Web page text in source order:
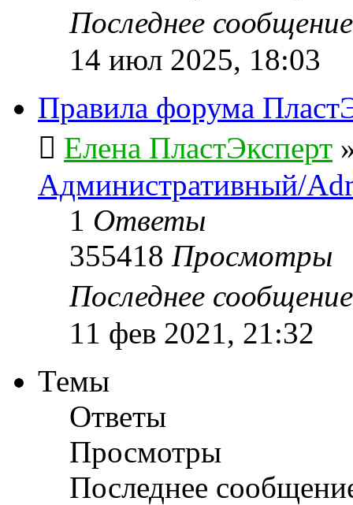
Последнее
14 июл 2025, 18:03
Правила форума
Елена ПластЭксперт
Административный/
1 Ответы
355418 Просмотры
Последнее
11 фев 2021, 21:32
Темы
Ответы
Просмотры
Последнее